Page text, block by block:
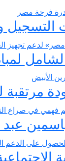
مرتقبة
عبد